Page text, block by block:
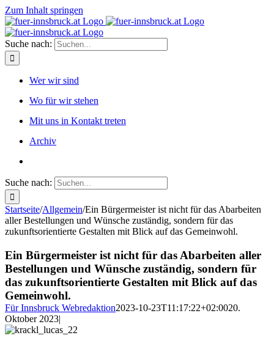
Zum Inhalt springen
Suche nach:
Wer wir sind
Wo für wir stehen
Mit uns in Kontakt treten
Archiv
Suche nach:
Startseite/Allgemein/Ein Bürgermeister ist nicht für das Abarbeiten
aller Bestellungen und Wünsche zuständig, sondern für das
zukunftsorientierte Gestalten mit Blick auf das Gemeinwohl.
Ein Bürgermeister ist nicht für das Abarbeiten aller
Bestellungen und Wünsche zuständig, sondern für
das zukunftsorientierte Gestalten mit Blick auf das
Gemeinwohl.
Für Innsbruck Webredaktion2023-10-23T11:17:22+02:0020.
Oktober 2023|